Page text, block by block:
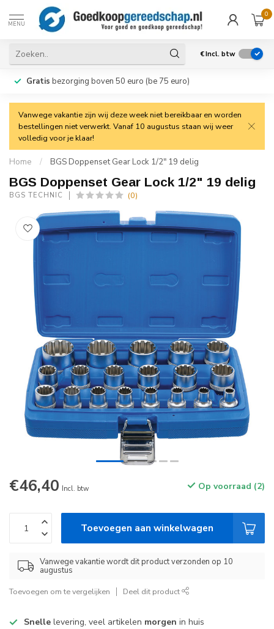
MENU
0
€Incl. btw
Gratis bezorging boven 50 euro (be 75 euro)
Vanwege vakantie zijn wij deze week niet bereikbaar en worden
bestellingen niet verwerkt. Vanaf 10 augustus staan wij weer
volledig voor je klaar!
Home / BGS Doppenset Gear Lock 1/2" 19 delig
BGS Doppenset Gear Lock 1/2" 19 delig
BGS TECHNIC (0)
€46,40 Incl. btw Op voorraad (2)
Toevoegen aan winkelwagen
Vanwege vakantie wordt dit product verzonden op 10
augustus
Toevoegen om te vergelijken Deel dit product
Snelle levering, veel artikelen morgen in huis